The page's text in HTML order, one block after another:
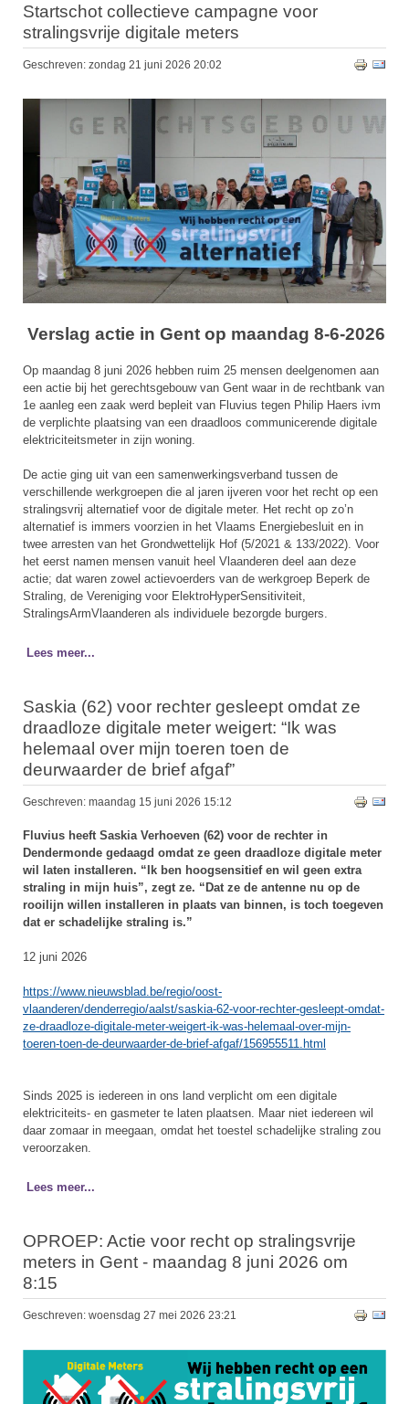
Startschot collectieve campagne voor
stralingsvrije digitale meters
Geschreven: zondag 21 juni 2026 20:02
Verslag actie in Gent op maandag 8-6-2026
Op maandag 8 juni 2026 hebben ruim 25 mensen deelgenomen aan
een actie bij het gerechtsgebouw van Gent waar in de rechtbank van
1e aanleg een zaak werd bepleit van Fluvius tegen Philip Haers ivm
de verplichte plaatsing van een draadloos communicerende digitale
elektriciteitsmeter in zijn woning.
De actie ging uit van een samenwerkingsverband tussen de
verschillende werkgroepen die al jaren ijveren voor het recht op een
stralingsvrij alternatief voor de digitale meter. Het recht op zo’n
alternatief is immers voorzien in het Vlaams Energiebesluit en in
twee arresten van het Grondwettelijk Hof (5/2021 & 133/2022). Voor
het eerst namen mensen vanuit heel Vlaanderen deel aan deze
actie; dat waren zowel actievoerders van de werkgroep Beperk de
Straling, de Vereniging voor ElektroHyperSensitiviteit,
StralingsArmVlaanderen als individuele bezorgde burgers.
Lees meer...
Saskia (62) voor rechter gesleept omdat ze
draadloze digitale meter weigert: “Ik was
helemaal over mijn toeren toen de
deurwaarder de brief afgaf”
Geschreven: maandag 15 juni 2026 15:12
Fluvius heeft Saskia Verhoeven (62) voor de rechter in
Dendermonde gedaagd omdat ze geen draadloze digitale meter
wil laten installeren. “Ik ben hoogsensitief en wil geen extra
straling in mijn huis”, zegt ze. “Dat ze de antenne nu op de
rooilijn willen installeren in plaats van binnen, is toch toegeven
dat er schadelijke straling is.”
12 juni 2026
https://www.nieuwsblad.be/regio/oost-
vlaanderen/denderregio/aalst/saskia-62-voor-rechter-gesleept-omdat-
ze-draadloze-digitale-meter-weigert-ik-was-helemaal-over-mijn-
toeren-toen-de-deurwaarder-de-brief-afgaf/156955511.html
Sinds 2025 is iedereen in ons land verplicht om een digitale
elektriciteits- en gasmeter te laten plaatsen. Maar niet iedereen wil
daar zomaar in meegaan, omdat het toestel schadelijke straling zou
veroorzaken.
Lees meer...
OPROEP: Actie voor recht op stralingsvrije
meters in Gent - maandag 8 juni 2026 om
8:15
Geschreven: woensdag 27 mei 2026 23:21